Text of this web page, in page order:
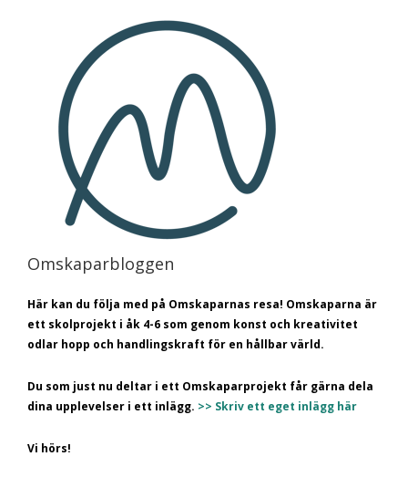
Omskaparbloggen
Här kan du följa med på Omskaparnas resa! Omskaparna är
ett skolprojekt i åk 4-6 som genom konst och kreativitet
odlar hopp och handlingskraft för en hållbar värld.
Du som just nu deltar i ett Omskaparprojekt får gärna dela
dina upplevelser i ett inlägg. >> Skriv ett eget inlägg här
Vi hörs!